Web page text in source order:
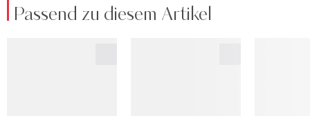
Passend zu diesem Artikel